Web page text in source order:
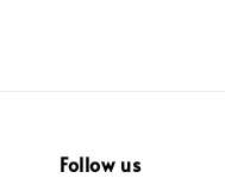
Follow us